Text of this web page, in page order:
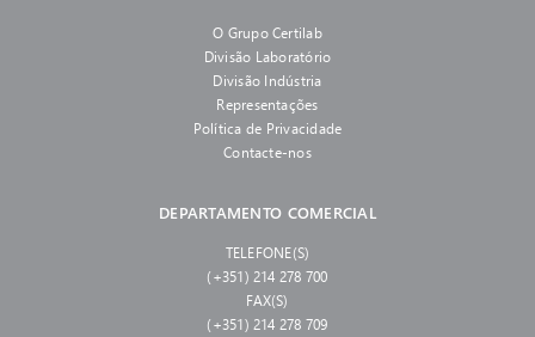
O Grupo Certilab
Divisão Laboratório
Divisão Indústria
Representações
Política de Privacidade
Contacte-nos
DEPARTAMENTO COMERCIAL
TELEFONE(S)
(+351) 214 278 700
FAX(S)
(+351) 214 278 709